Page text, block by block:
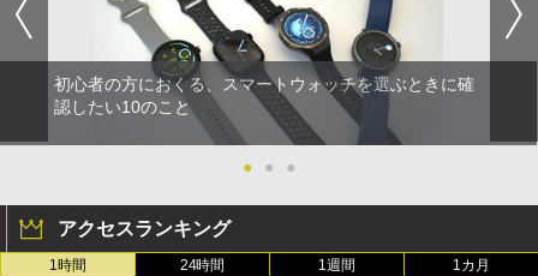
初心者の方におくる、スマートウォッチを選ぶときに確
認したい10のこと
● ● ●
アクセスランキング
1時間 24時間 1週間 1カ月